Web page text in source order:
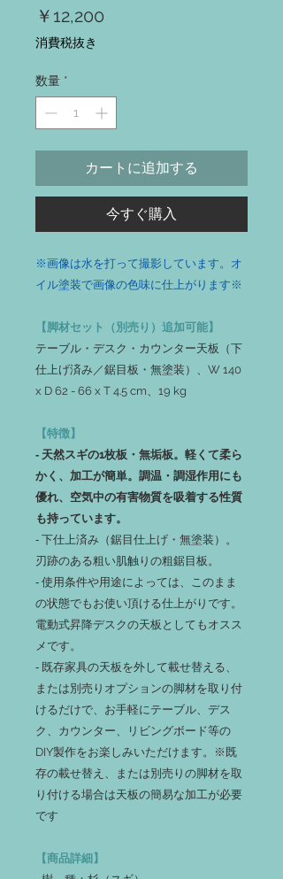
￥12,200
消費税抜き
数量 *
カートに追加する
今すぐ購入
※画像は水を打って撮影しています。オ
イル塗装で画像の色味に仕上がります※
【脚材セット（別売り）追加可能】
テーブル・デスク・カウンター天板（下
仕上げ済み／鋸目板・無塗装）、W 140
x D 62 - 66 x T 4.5 cm、19 kg
【特徴】
‐ 天然スギの1枚板・無垢板。軽くて柔ら
かく、加工が簡単。調温・調湿作用にも
優れ、空気中の有害物質を吸着する性質
も持っています。
‐ 下仕上済み（鋸目仕上げ・無塗装）。
刃跡のある粗い肌触りの粗鋸目板。
‐ 使用条件や用途によっては、このまま
の状態でもお使い頂ける仕上がりです。
電動式昇降デスクの天板としてもオスス
メです。
‐ 既存家具の天板を外して載せ替える、
または別売りオプションの脚材を取り付
けるだけで、お手軽にテーブル、デス
ク、カウンター、リビングボード等の
DIY製作をお楽しみいただけます。※既
存の載せ替え、または別売りの脚材を取
り付ける場合は天板の簡易な加工が必要
です
【商品詳細】